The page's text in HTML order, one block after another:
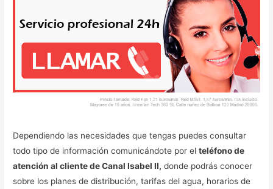
Dependiendo las necesidades que tengas puedes consultar
todo tipo de información comunicándote por elteléfono de
atención al cliente de Canal Isabel II, donde podrás conocer
sobre los planes de distribución, tarifas del agua, horarios de